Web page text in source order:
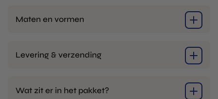
Maten en vormen
Levering & verzending
Wat zit er in het pakket?